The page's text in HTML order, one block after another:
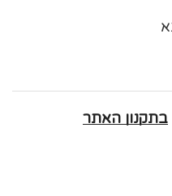
בתקנון האתר